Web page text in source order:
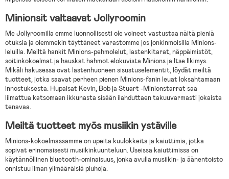
Minionsit valtaavat Jollyroomin
Me Jollyroomilla emme luonnollisesti ole voineet vastustaa näitä pieniä
otuksia ja olemmekin täyttäneet varastomme jos jonkinmoisilla Minions-
leluilla. Meiltä hankit Minions-pehmolelut, lastenkitarat, näppäimistöt,
soitinkokoelmat ja hauskat hahmot elokuvista Minions ja Itse Ilkimys.
Mikäli hakusessa ovat lastenhuoneen sisustuselementit, löydät meiltä
tuotteet, jotka saavat perheen pienen Minions-fanin leuat loksahtamaan
innostuksesta. Hupaisat Kevin, Bob ja Stuart -Minionstarrat saa
liimattua katsomaan ikkunasta sisään ilahduttaen takuuvarmasti jokaista
tenavaa.
Meiltä tuotteet myös musiikin ystäville
Minions-kokoelmassamme on upeita kuulokkeita ja kaiuttimia, jotka
sopivat erinomaisesti musiikinkuunteluun. Useissa kaiuttimissa on
käytännöllinen bluetooth-ominaisuus, jonka avulla musiikin- ja äänentoisto
onnistuu ilman ylimääräisiä piuhoja.